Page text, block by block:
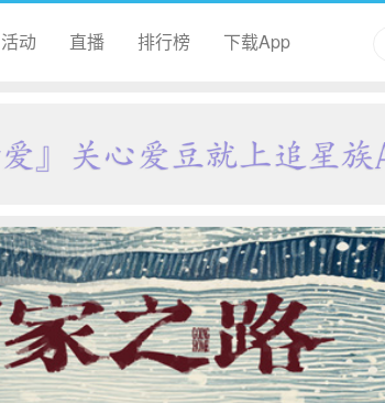
活动 直播 排行榜 下载App